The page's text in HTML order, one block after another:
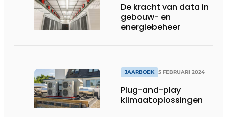
De kracht van data in
gebouw- en
energiebeheer
JAARBOEK 5 FEBRUARI 2024
Plug-and-play
klimaatoplossingen